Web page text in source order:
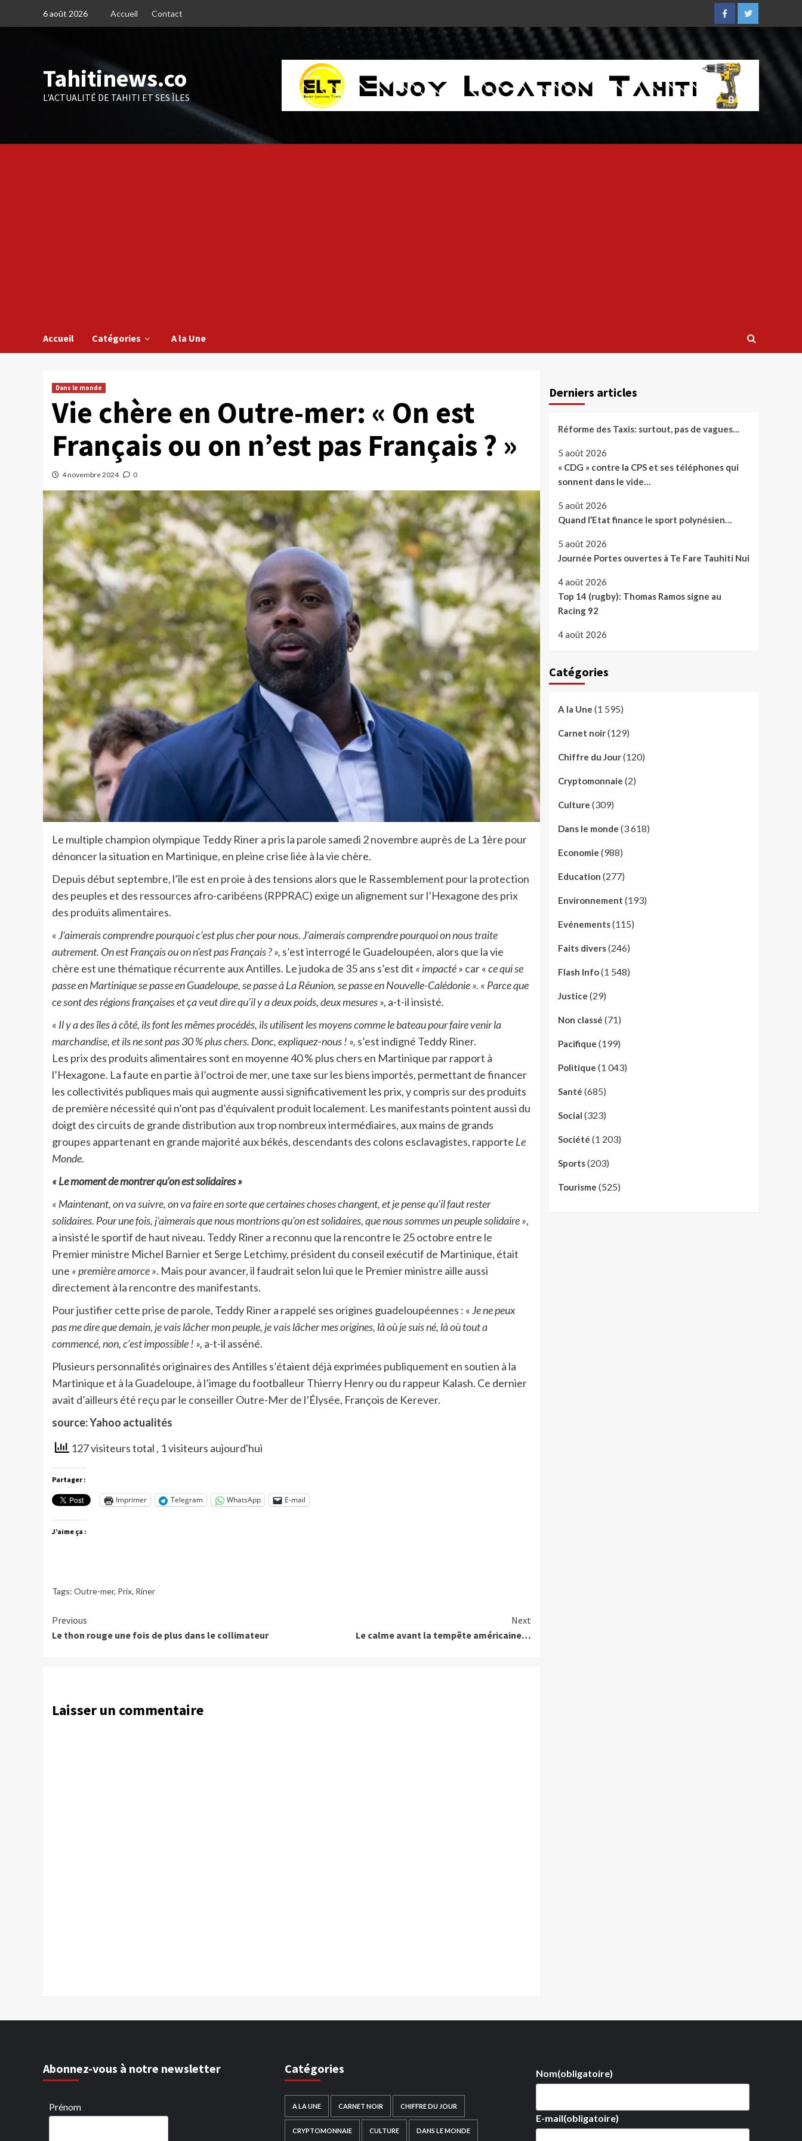
6 août 2026 Accueil Contact
FacebookTwitter
Tahitinews.co
L'ACTUALITÉ DE TAHITI ET SES ÎLES
Accueil Catégories A la Une
Dans le monde
Vie chère en Outre-mer: « On est
Français ou on n’est pas Français ? »
4 novembre 2024 0
Le multiple champion olympique Teddy Riner a pris la parole samedi 2 novembre auprès de La 1ère pour
dénoncer la situation en Martinique, en pleine crise liée à la vie chère.
Depuis début septembre, l’île est en proie à des tensions alors que le Rassemblement pour la protection
des peuples et des ressources afro-caribéens (RPPRAC) exige un alignement sur l’Hexagone des prix
des produits alimentaires.
«J’aimerais comprendre pourquoi c’est plus cher pour nous.J’aimerais comprendre pourquoi on nous traite
autrement. On est Français ou on n’est pas Français ? », s’est interrogé le Guadeloupéen, alors que la vie
chère est une thématique récurrente aux Antilles. Le judoka de 35 ans s’est dit « impacté » car «ce qui se
passe en Martinique se passe en Guadeloupe, se passe à La Réunion, se passe en Nouvelle-Calédonie ». « Parce que
ce sont des régions françaises et ça veut dire qu’il y a deux poids, deux mesures », a-t-il insisté.
« Il y a des îles à côté, ils font les mêmes procédés, ils utilisent les moyens comme le bateau pour faire venir la
marchandise, et ils ne sont pas 30 % plus chers. Donc, expliquez-nous ! », s’est indigné Teddy Riner.
Les prix des produits alimentaires sont en moyenne 40 % plus chers en Martinique par rapport à
l’Hexagone. La faute en partie à l’octroi de mer, une taxe sur les biens importés, permettant de financer
les collectivités publiques mais qui augmente aussi significativement les prix, y compris sur des produits
de première nécessité qui n’ont pas d’équivalent produit localement. Les manifestants pointent aussi du
doigt des circuits de grande distribution aux trop nombreux intermédiaires, aux mains de grands
groupes appartenant en grande majorité aux békés, descendants des colons esclavagistes, rapporte Le
Monde.
« Le moment de montrer qu’on est solidaires »
« Maintenant, on va suivre, on va faire en sorte que certaines choses changent, et je pense qu’il faut rester
solidaires. Pour une fois, j’aimerais que nous montrions qu’on est solidaires, que nous sommes un peuple solidaire »,
a insisté le sportif de haut niveau. Teddy Riner a reconnu que la rencontre le 25 octobre entre le
Premier ministre Michel Barnier et Serge Letchimy, président du conseil exécutif de Martinique, était
une « première amorce ». Mais pour avancer, il faudrait selon lui que le Premier ministre aille aussi
directement à la rencontre des manifestants.
Pour justifier cette prise de parole, Teddy Riner a rappelé ses origines guadeloupéennes : «Je ne peux
pas me dire que demain, je vais lâcher mon peuple, je vais lâcher mes origines, là où je suis né, là où tout a
commencé, non, c’est impossible ! », a-t-il asséné.
Plusieurs personnalités originaires des Antilles s’étaient déjà exprimées publiquement en soutien à la
Martinique et à la Guadeloupe, à l’image du footballeur Thierry Henry ou du rappeur Kalash. Ce dernier
avait d’ailleurs été reçu par le conseiller Outre-Mer de l’Élysée, François de Kerever.
source: Yahoo actualités
127 visiteurs total , 1 visiteurs aujourd'hui
Partager :
Imprimer Telegram WhatsApp E-mail
J’aime ça :
Tags: Outre-mer, Prix, Riner
Continue
Reading
Previous
Le thon rouge une fois de plus dans le collimateur
Next
Le calme avant la tempête américaine…
Laisser un commentaire
Derniers articles
Réforme des Taxis: surtout, pas de vagues…
5 août 2026
« CDG » contre la CPS et ses téléphones qui
sonnent dans le vide…
5 août 2026
Quand l’Etat finance le sport polynésien…
5 août 2026
Journée Portes ouvertes à Te Fare Tauhiti Nui
4 août 2026
Top 14 (rugby): Thomas Ramos signe au
Racing 92
4 août 2026
Catégories
A la Une (1 595)
Carnet noir(129)
Chiffre du Jour(120)
Cryptomonnaie (2)
Culture (309)
Dans le monde (3 618)
Economie (988)
Education (277)
Environnement (193)
Evénements(115)
Faits divers(246)
Flash Info(1 548)
Justice (29)
Non classé (71)
Pacifique (199)
Politique (1 043)
Santé (685)
Social (323)
Société (1 203)
Sports(203)
Tourisme (525)
Abonnez-vous à notre newsletter
Prénom
Catégories
A LA UNE CARNET NOIR CHIFFRE DU JOUR
CRYPTOMONNAIE CULTURE DANS LE MONDE
Nom(obligatoire)
E-mail(obligatoire)